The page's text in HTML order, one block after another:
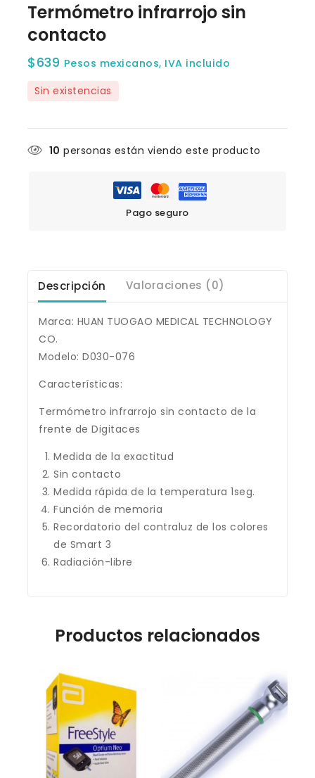
Termómetro infrarrojo sin
contacto
$639 Pesos mexicanos, IVA incluido
Sin existencias
10 personas están viendo este producto
Pago seguro
Descripción Valoraciones (0)
Marca: HUAN TUOGAO MEDICAL TECHNOLOGY
CO.
Modelo: D030-076
Características:
Termómetro infrarrojo sin contacto de la
frente de Digitaces
Medida de la exactitud
Sin contacto
Medida rápida de la temperatura 1seg.
Función de memoria
Recordatorio del contraluz de los colores
de Smart 3
Radiación-libre
Productos relacionados